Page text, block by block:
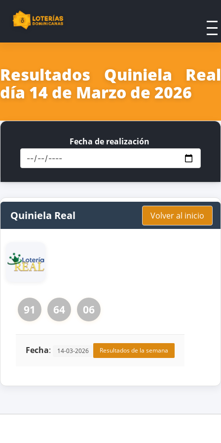
Resultados Quiniela Real
día 14 de Marzo de 2026
Fecha de realización
Quiniela Real Volver al inicio
91 64 06
Fecha: 14-03-2026 Resultados de la semana